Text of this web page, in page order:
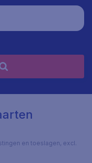
en toeslagen, excl.